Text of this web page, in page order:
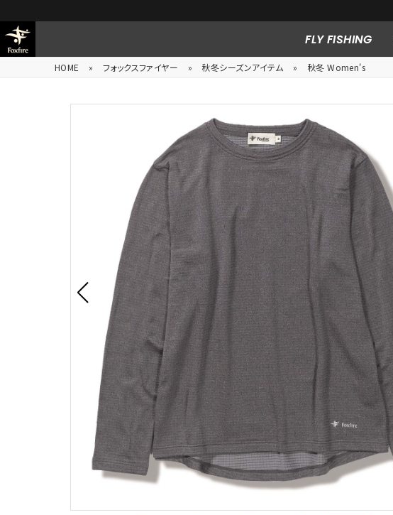
FLY FISHING
HOME » フォックスファイヤー » 秋冬シーズンアイテム » 秋冬 Women's